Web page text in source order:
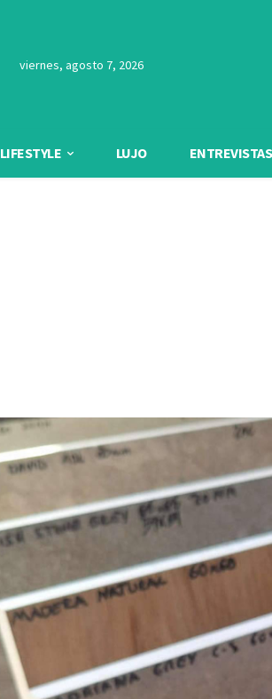
viernes, agosto 7, 2026
LIFESTYLE LUJO ENTREVISTAS